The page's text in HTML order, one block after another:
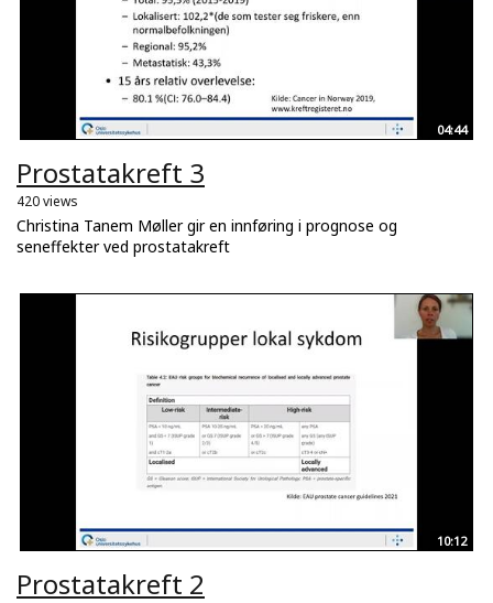
04:44
Prostatakreft 3
420 views
Christina Tanem Møller gir en innføring i prognose og
seneffekter ved prostatakreft
10:12
Prostatakreft 2